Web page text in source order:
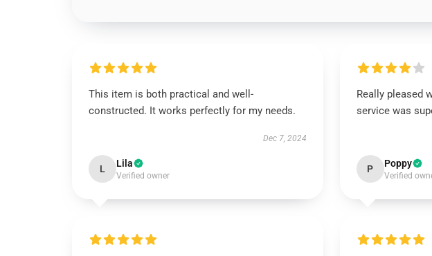
This item is both practical and well-
constructed. It works perfectly for my needs.
Dec 7, 2024
L Lila
Verified owner
Really pleased
service was
P Poppy
Verified